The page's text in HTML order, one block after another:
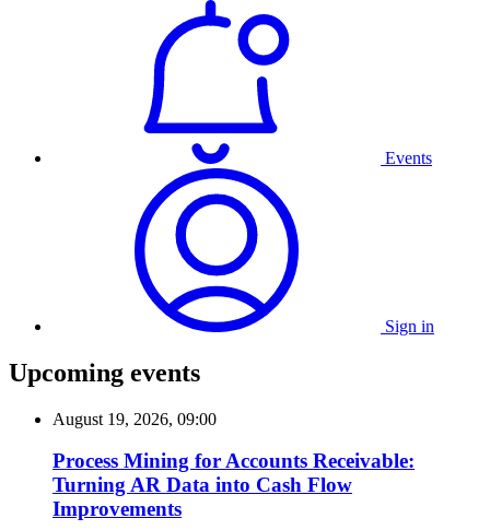
Events
Sign in
Upcoming events
August 19, 2026, 09:00
Process Mining for Accounts Receivable:
Turning AR Data into Cash Flow
Improvements